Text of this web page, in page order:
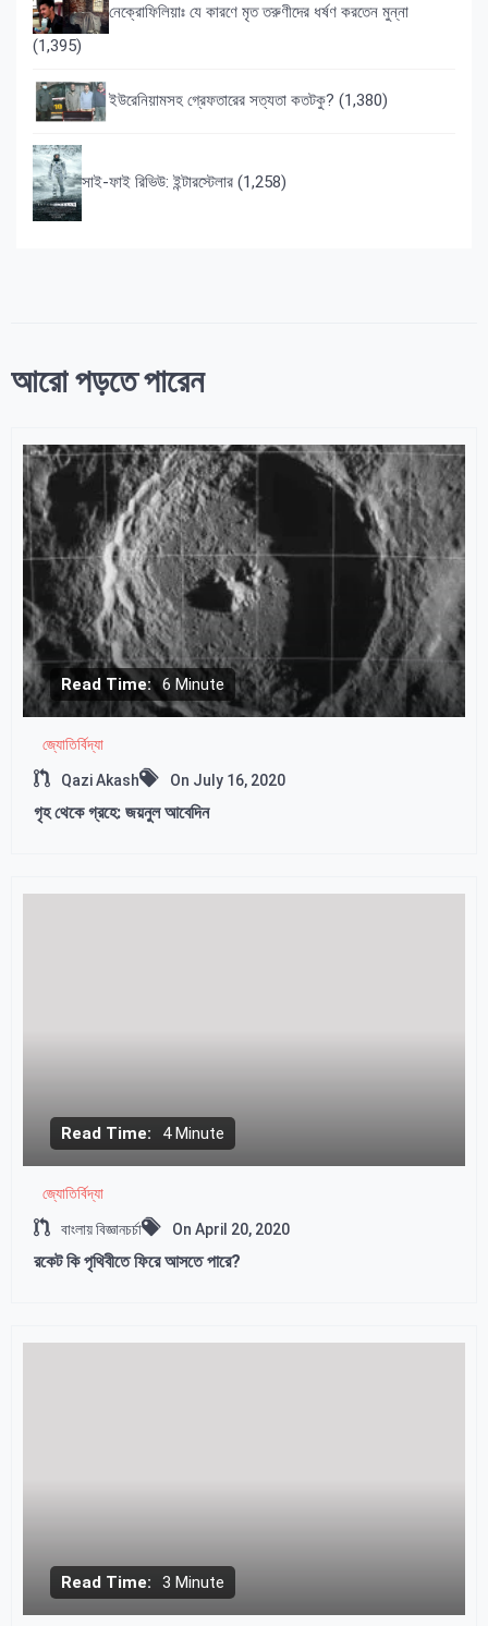
নেক্রোফিলিয়াঃ যে কারণে মৃত তরুণীদের ধর্ষণ করতেন মুন্না
(1,395)
ইউরেনিয়ামসহ গ্রেফতারের সত্যতা কতটকু? (1,380)
সাই-ফাই রিভিউ: ইন্টারস্টেলার (1,258)
আরো পড়তে পারেন
Read Time: 6 Minute
জ্যোতির্বিদ্যা
Qazi Akash On July 16, 2020
গৃহ থেকে গ্রহে: জয়নুল আবেদিন
Read Time: 4 Minute
জ্যোতির্বিদ্যা
বাংলায় বিজ্ঞানচর্চা On April 20, 2020
রকেট কি পৃথিবীতে ফিরে আসতে পারে?
Read Time: 3 Minute